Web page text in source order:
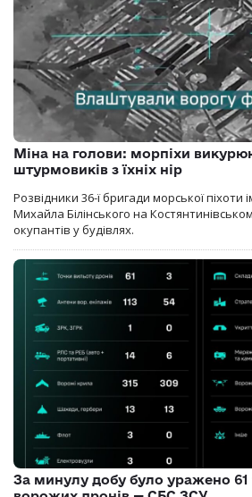
Міна на голови: морпіхи
штурмовиків з їхніх нір
Розвідники 36-ї бригади морської піхоти
Михайла Білінського на
окупантів у будівлях.
За минулу добу було уражено 61